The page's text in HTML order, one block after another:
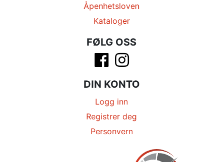
Åpenhetsloven
Kataloger
FØLG OSS
DIN KONTO
Logg inn
Registrer deg
Personvern